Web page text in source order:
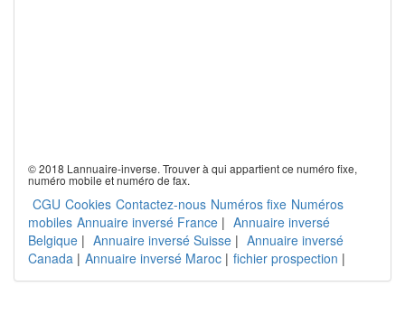
© 2018 Lannuaire-inverse. Trouver à qui appartient ce numéro fixe,
numéro mobile et numéro de fax.
CGU Cookies Contactez-nous Numéros fixe Numéros
mobiles Annuaire inversé France | Annuaire inversé
Belgique | Annuaire inversé Suisse | Annuaire inversé
Canada | Annuaire inversé Maroc | fichier prospection |